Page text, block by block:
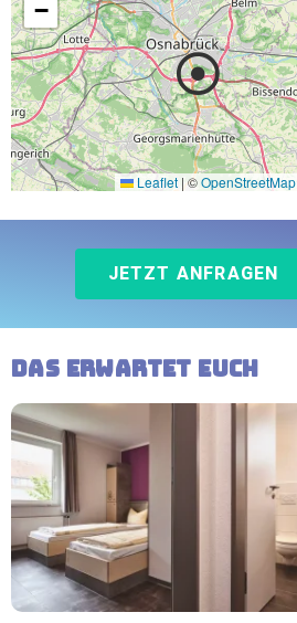
−
Leaflet | ©OpenStreetMap
JETZT ANFRAGEN
Das erwartet Euch